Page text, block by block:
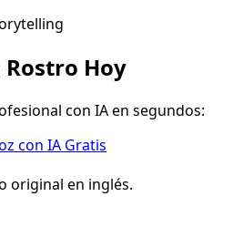
Rostro Hoy
con IA en segundos:
con IA Gratis
original en inglés.